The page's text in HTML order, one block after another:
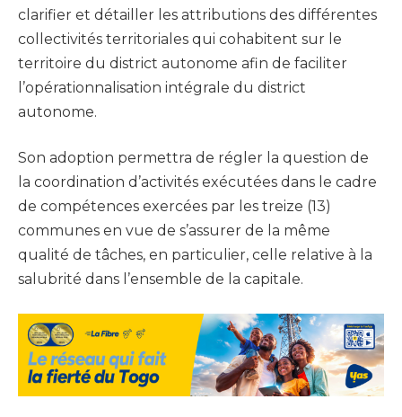
clarifier et détailler les attributions des différentes
collectivités territoriales qui cohabitent sur le
territoire du district autonome afin de faciliter
l’opérationnalisation intégrale du district
autonome.
Son adoption permettra de régler la question de
la coordination d’activités exécutées dans le cadre
de compétences exercées par les treize (13)
communes en vue de s’assurer de la même
qualité de tâches, en particulier, celle relative à la
salubrité dans l’ensemble de la capitale.